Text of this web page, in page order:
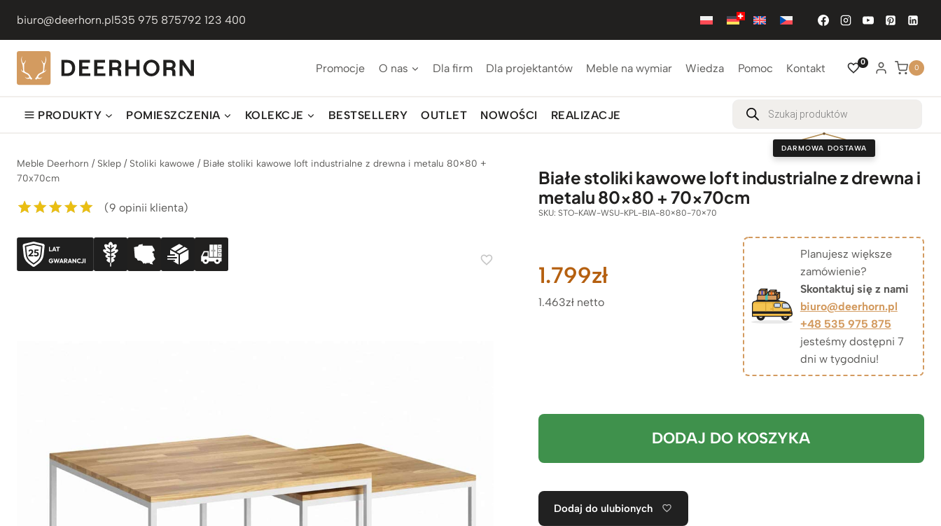
treści
biuro@deerhorn.pl535 975 875792 123 400
Promocje O nas Dla firm Dla projektantów Meble na wymiar Wiedza Pomoc Kontakt 0
0
PRODUKTY POMIESZCZENIA KOLEKCJE BESTSELLERY OUTLET NOWOŚCI REALIZACJE
Wyszukiwarka
produktów
DARMOWA DOSTAWA
Meble Deerhorn / Sklep / Stoliki kawowe / Białe stoliki kawowe loft industrialne z drewna i metalu 80×80 +
70x70cm
5.00na 5 na
podstawie
ocen
(9 opinii klienta)
Białe stoliki kawowe loft industrialne z drewna i
metalu 80×80 + 70x70cm
SKU: STO-KAW-WSU-KPL-BIA-80×80-70×70
1.799zł
1.463zł netto
Planujesz większe
zamówienie?
Skontaktuj się z nami
biuro@deerhorn.pl
+48 535 975 875
jesteśmy dostępni 7
dni w tygodniu!
DODAJ DO KOSZYKA
Dodaj do ulubionych